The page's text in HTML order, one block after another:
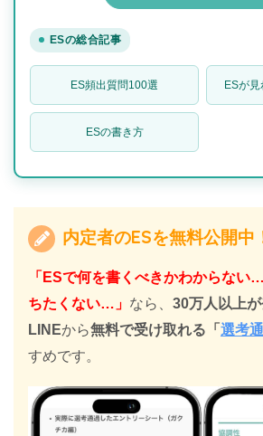
ESの総合記事
ES頻出質問100選 ESが見
ESの書き方
内定者のESを無料公開中
「ESで何を書くべきかわからない
ちたくない…」 なら、 30万人以上
LINEから無料で受け取れる 「 選考
すめです。